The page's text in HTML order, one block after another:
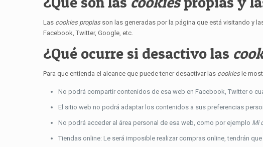
Las cookies propiasson las generadas por la página que está visitando y
Facebook, Twitter, Google, etc.
¿Qué ocurre si desactivo las
Para que entienda el alcance que puede tener desactivar las cookiesle
No podrá compartir contenidos de esa web en Facebook, Twitter o
El sitio web no podrá adaptar los contenidos a sus preferencias
No podrá acceder al área personal de esa web, como por ejemplo Mi
Tiendas online: Le será imposible realizar compras online, tendrán